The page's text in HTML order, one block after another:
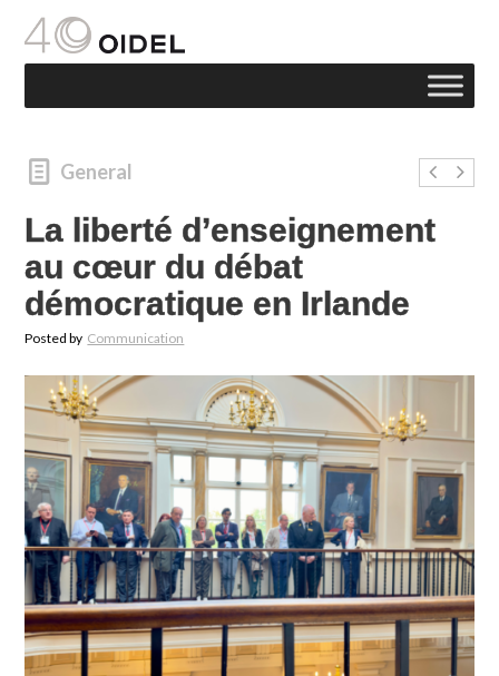
General
La liberté d’enseignement
au cœur du débat
démocratique en Irlande
Posted by Communication